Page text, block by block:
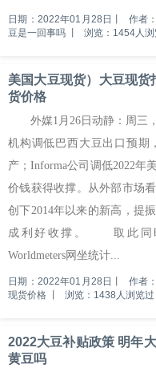
日期：2022年01月28日 作者
豆是一回事吗
浏览：1454人浏
美国大豆现货）大豆现
货价格
外媒1月26日动静：周三，
机构调低巴西大豆出口预期
产；Informa公司调低2022年
价钱获得收撑。从外部市场
创下2014年以来的新高，提
成利好收撑。 取此同
Worldmeters网坐统计...
日期：2022年01月28日 作者
现货价格
浏览：1438人浏览过
2022大豆补贴政策 明年
黄豆吗